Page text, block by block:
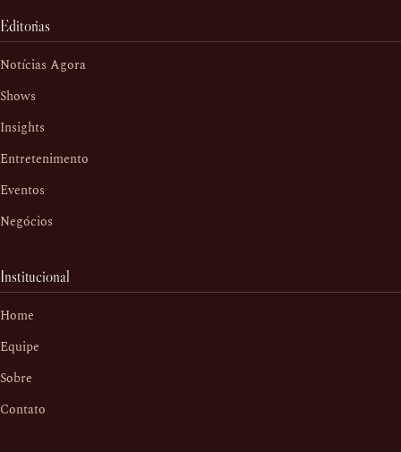
Editorias
Notícias Agora
Shows
Insights
Entretenimento
Eventos
Negócios
Institucional
Home
Equipe
Sobre
Contato